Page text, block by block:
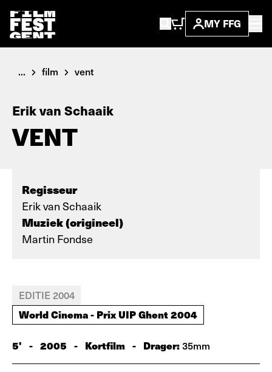
MY FFG
... film vent
Erik van Schaaik
VENT
Regisseur
Erik van Schaaik
Muziek (origineel)
Martin Fondse
EDITIE 2004
World Cinema - Prix UIP Ghent 2004
5' - 2005 - Kortfilm - Drager:35mm